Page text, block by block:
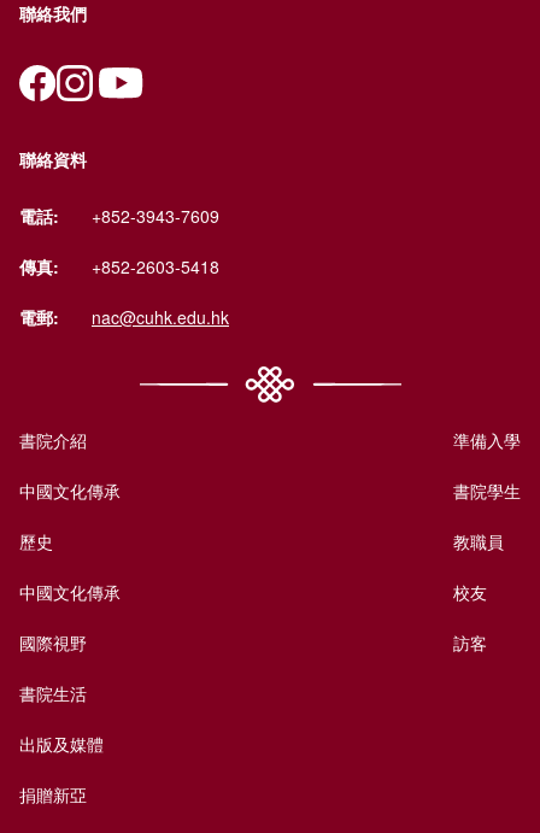
聯絡我們
聯絡資料
電話: +852-3943-7609
傳真: +852-2603-5418
電郵: nac@cuhk.edu.hk
書院介紹
中國文化傳承
歷史
中國文化傳承
國際視野
書院生活
出版及媒體
捐贈新亞
準備入學
書院學生
教職員
校友
訪客